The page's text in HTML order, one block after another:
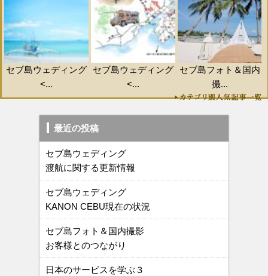
セブ島ウェディング
<...
セブ島ウェディング
<...
セブ島フォト＆国内
撮...
最近の投稿
セブ島ウェディング
渡航に関する更新情報
セブ島ウェディング
KANON CEBU現在の状況
セブ島フォト＆国内撮影
お客様とのつながり
日本のサービスを学ぶ３